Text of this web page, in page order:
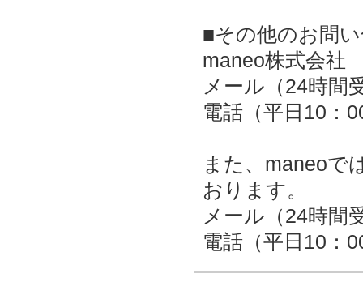
■その他のお問
maneo株式会社
メール（24時
電話（平日10：
また、maneoで
おります。
メール（24時
電話（平日10：